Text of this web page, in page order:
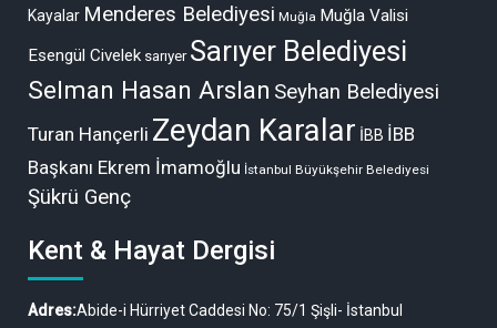
Kayalar Menderes Belediyesi Muğla Muğla Valisi
Esengül Civelek sarıyer Sarıyer Belediyesi
Selman Hasan Arslan Seyhan Belediyesi
Turan Hançerli Zeydan Karalar İBB İBB
Başkanı Ekrem İmamoğlu İstanbul Büyükşehir Belediyesi
Şükrü Genç
Kent & Hayat Dergisi
Adres:Abide-i Hürriyet Caddesi No: 75/1 Şişli- İstanbul